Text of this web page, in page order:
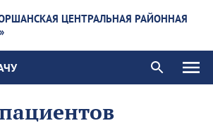
ЦЕНТРАЛЬНАЯ РАЙОННАЯ